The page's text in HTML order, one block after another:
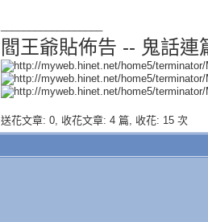
閻王爺貼佈告 -- 鬼話連
送花文章: 0, 收花文章: 4 篇, 收花: 15 次